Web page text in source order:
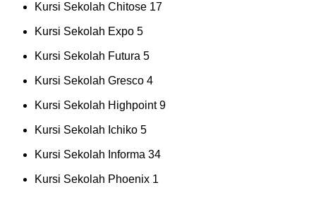
Kursi Sekolah Chitose 17
Kursi Sekolah Expo 5
Kursi Sekolah Futura 5
Kursi Sekolah Gresco 4
Kursi Sekolah Highpoint 9
Kursi Sekolah Ichiko 5
Kursi Sekolah Informa 34
Kursi Sekolah Phoenix 1